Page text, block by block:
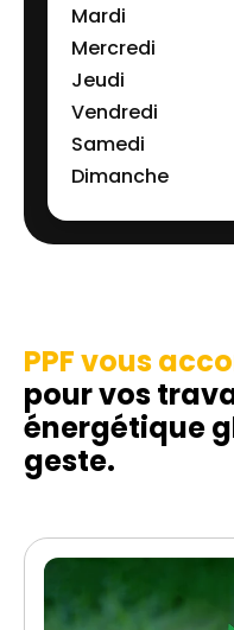
Mardi
Mercredi
Jeudi
Vendredi
Samedi
Dimanche
PPF vous
pour vos
énergétique
geste.